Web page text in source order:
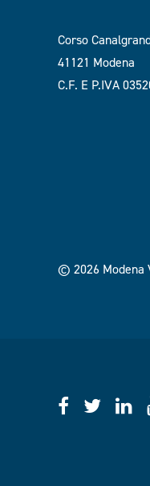
Corso
41121 Modena
C.F. E P.IVA
© 2026 Modena